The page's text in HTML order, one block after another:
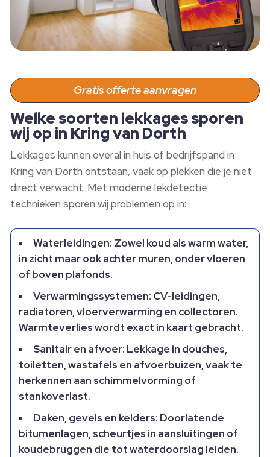
Gratis offerte aanvragen
Welke soorten lekkages sporen
wij op in Kring van Dorth
Lekkages kunnen overal in huis of bedrijfspand in
Kring van Dorth ontstaan, vaak op plekken die je niet
direct verwacht.​ Met moderne lekdetectie
technieken sporen wij problemen op in:
Waterleidingen: Zowel koud als warm water,
in zicht maar ook achter muren, onder vloeren
of boven plafonds.​
Verwarmingssystemen: CV-leidingen,
radiatoren, vloerverwarming en collectoren.​
Warmteverlies wordt exact in kaart gebracht.​
Sanitair en afvoer: Lekkage in douches,
toiletten, wastafels en afvoerbuizen, vaak te
herkennen aan schimmelvorming of
stankoverlast.​
Daken, gevels en kelders: Doorlatende
bitumenlagen, scheurtjes in aansluitingen of
koudebruggen die tot waterdoorslag leiden.​